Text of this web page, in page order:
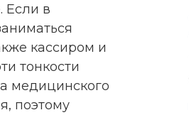
Если в
кассиром и
тонкости
медицинского
поэтому